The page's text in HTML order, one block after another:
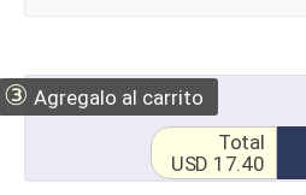
③ Agregalo al carrito
Total
USD 17.40